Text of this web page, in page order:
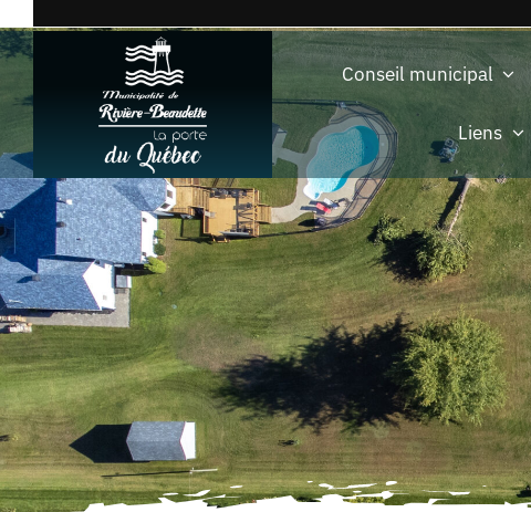
au
Conseil municipal
Liens